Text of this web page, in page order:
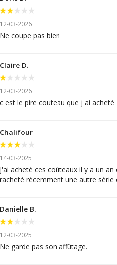
12-03-2026
Ne coupe pas bien
Claire D.
12-03-2026
c est le pire couteau que j ai acheté
Chalifour
14-03-2025
J'ai acheté ces coûteaux il y a un
racheté récemment une autre série
Danielle B.
12-03-2025
Ne garde pas son affûtage.